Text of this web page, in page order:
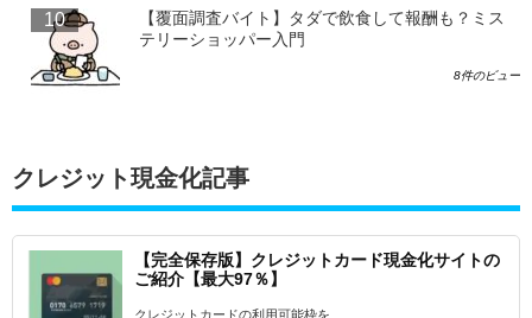
【覆面調査バイト】タダで飲食して報酬も？ミス
テリーショッパー入門
8件のビュー
クレジット現金化記事
【完全保存版】クレジットカード現金化サイトの
ご紹介【最大97％】
クレジットカードの利用可能枠を